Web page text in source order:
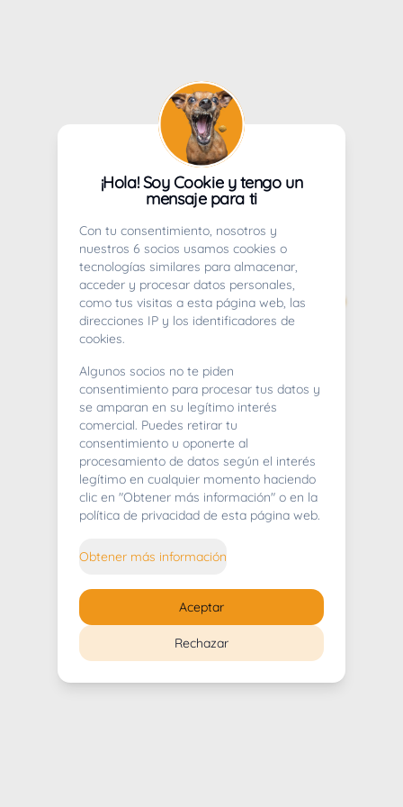
404
Whoops! Lo sentimos mucho.
¡Hola! Soy Cookie y tengo un
mensaje para ti
Con tu consentimiento, nosotros y
nuestros 6 socios usamos cookies o
tecnologías similares para almacenar,
acceder y procesar datos personales,
como tus visitas a esta página web, las
direcciones IP y los identificadores de
cookies.
Algunos socios no te piden
consentimiento para procesar tus datos y
se amparan en su legítimo interés
comercial. Puedes retirar tu
consentimiento u oponerte al
procesamiento de datos según el interés
legítimo en cualquier momento haciendo
clic en "Obtener más información" o en la
política de privacidad de esta página web.
Obtener más información
Rechazar
Aceptar